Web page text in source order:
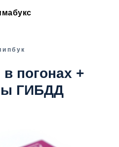
погонах +
ГИБДД